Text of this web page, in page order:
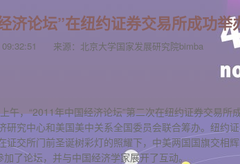
济论坛”在纽约证券交易所成功举
来源： 北京大学国家发展研究院bimba
午，“2011年中国经济论坛”第二次在纽约证券交易所
研究中心和美国美中关系全国委员会联合筹办。纽约
证交所门前圣诞树彩灯的照耀下，中美两国国旗交相
了论坛，并与中国经济学家展开了互动。